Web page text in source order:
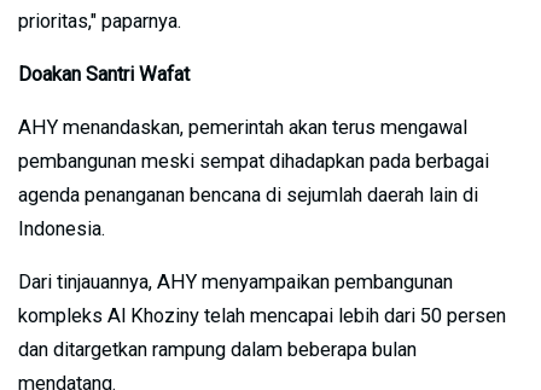
prioritas," paparnya.
Doakan Santri Wafat
AHY menandaskan, pemerintah akan terus mengawal
pembangunan meski sempat dihadapkan pada berbagai
agenda penanganan bencana di sejumlah daerah lain di
Indonesia.
Dari tinjauannya, AHY menyampaikan pembangunan
kompleks Al Khoziny telah mencapai lebih dari 50 persen
dan ditargetkan rampung dalam beberapa bulan
mendatang.